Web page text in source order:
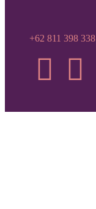
+62 811 398 338